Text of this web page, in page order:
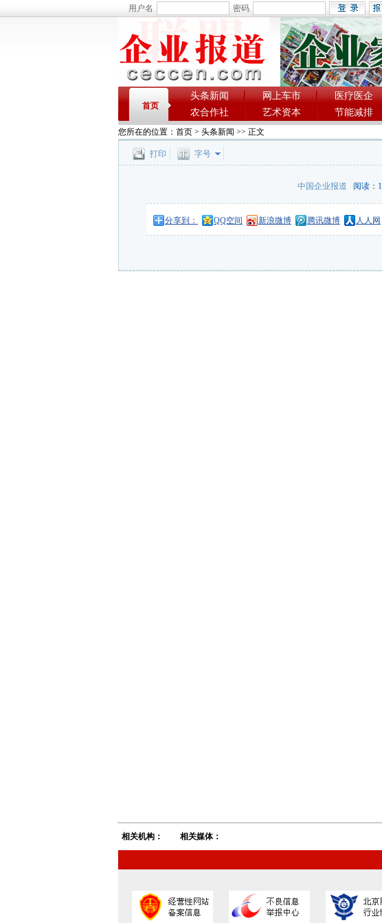
用户名 密码
首页
头条新闻 网上车市 医疗医企
农合作社
艺术资本 节能减排
您所在的位置： 首页 > 头条新闻 >> 正文
打印 字号
中国企业报道 阅读： 1
分享到： QQ空间 新浪微博 腾讯微博 人人网
相关机构： 相关媒体：